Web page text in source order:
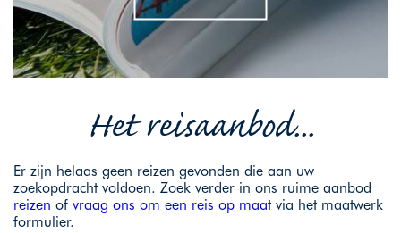
Het reisaanbod...
Er zijn helaas geen reizen gevonden die aan uw
zoekopdracht voldoen. Zoek verder in ons ruime aanbod
reizen of vraag ons om een reis op maat via het maatwerk
formulier.